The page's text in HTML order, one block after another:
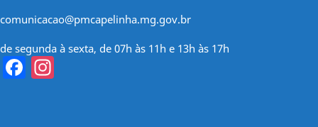
comunicacao@pmcapelinha.mg.gov.br
de segunda à sexta, de 07h às 11h e 13h às 17h
Facebook